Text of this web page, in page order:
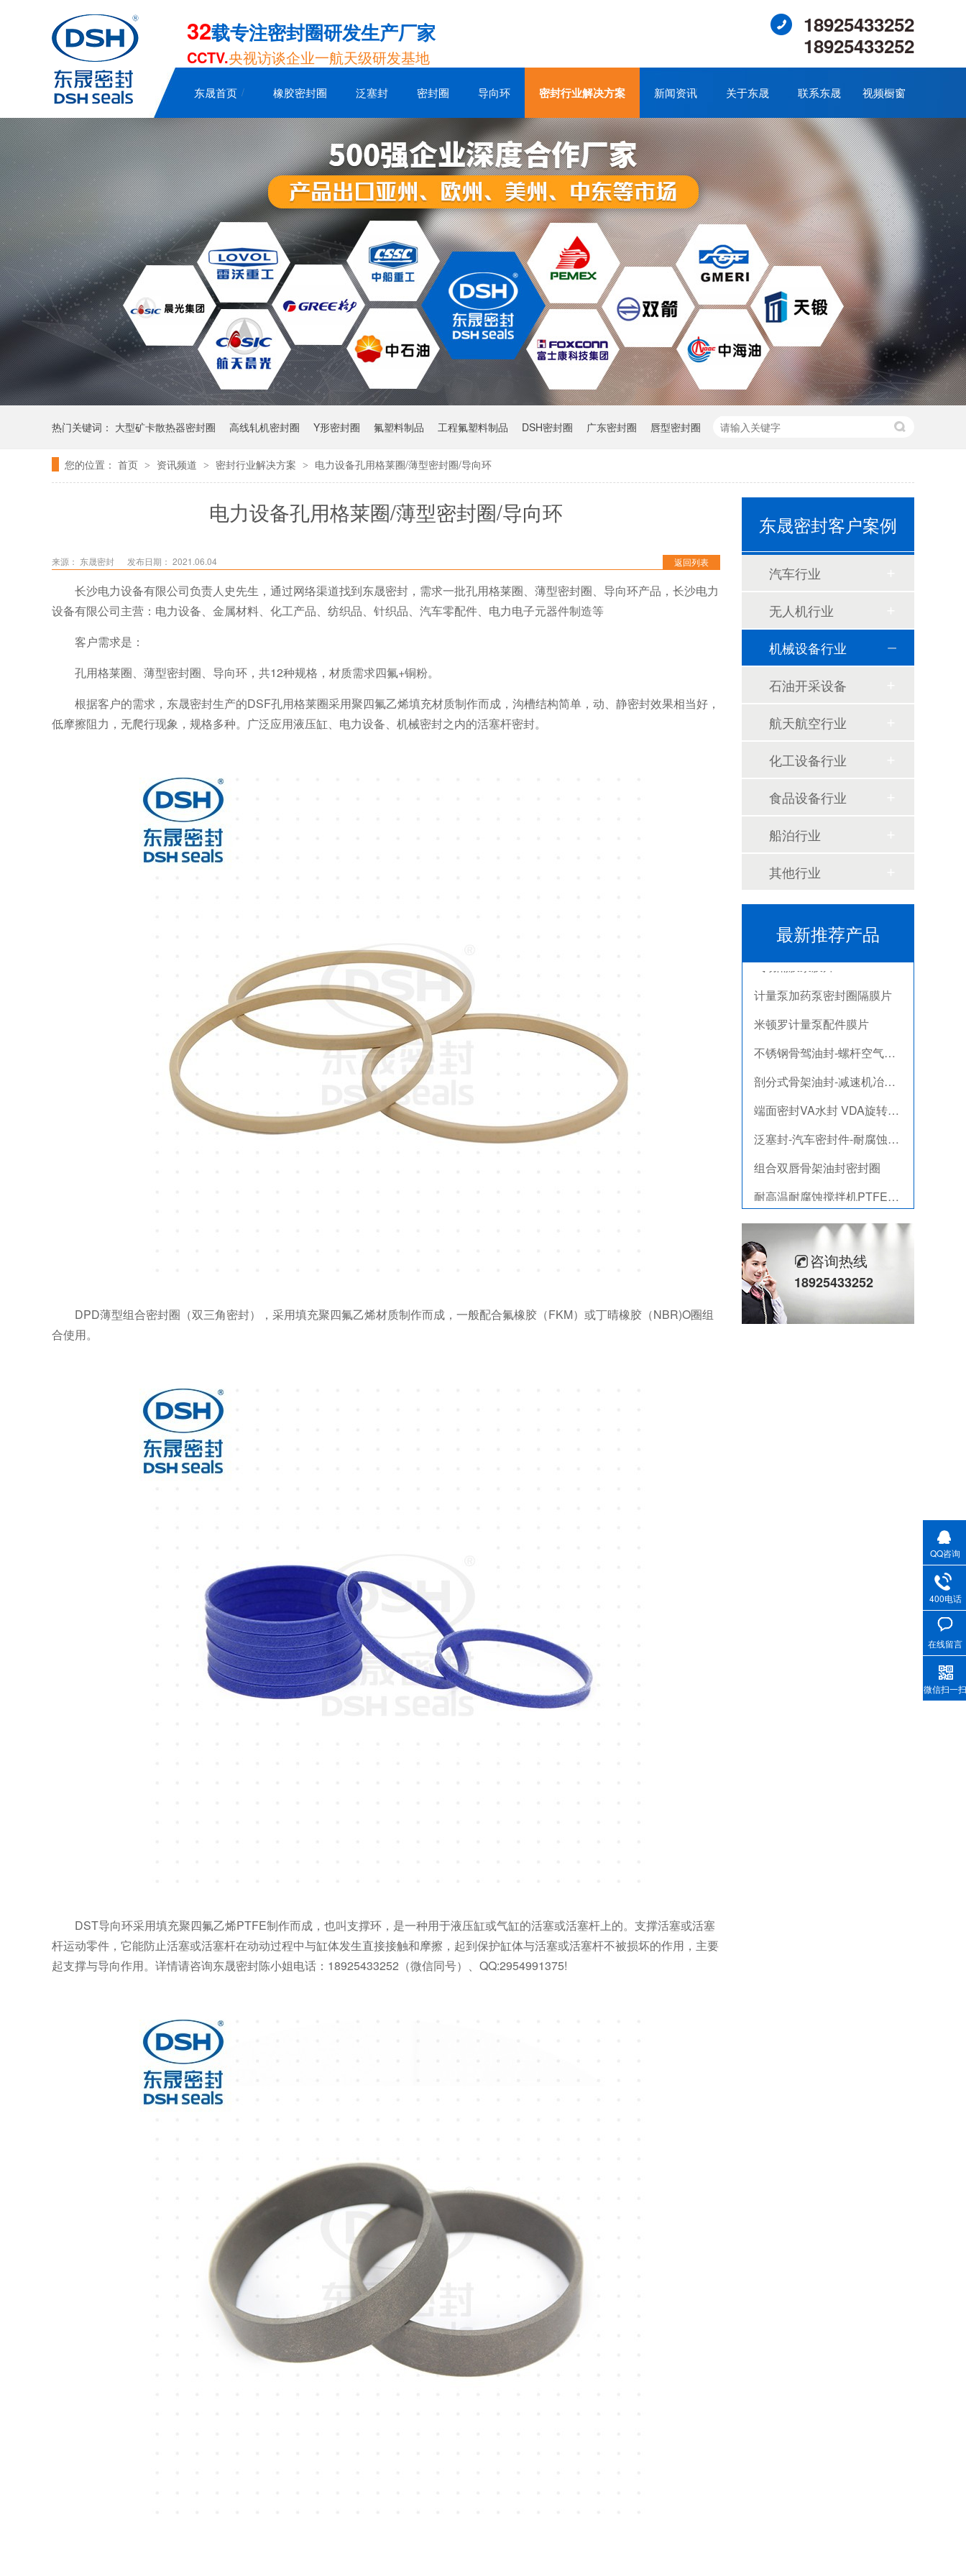
32载专注密封圈研发生产厂家
CCTV.央视访谈企业一航天级研发基地
18925433252
18925433252
东晟首页 橡胶密封圈 泛塞封 密封圈 导向环 密封行业解决方案 新闻资讯 关于东晟 联系东晟 视频橱窗
热门关键词： 大型矿卡散热器密封圈 高线轧机密封圈 Y形密封圈 氟塑料制品 工程氟塑料制品 DSH密封圈 广东密封圈 唇型密封圈
唇形密封圈 泛塞密封圈
您的位置： 首页 > 资讯频道 > 密封行业解决方案 > 电力设备孔用格莱圈/薄型密封圈/导向环
电力设备孔用格莱圈/薄型密封圈/导向环
返回列表
来源： 东晟密封 发布日期： 2021.06.04
长沙电力设备有限公司负责人史先生，通过网络渠道找到东晟密封，需求一批孔用格莱圈、薄型密封圈、导向环产品，长沙电力
设备有限公司主营：电力设备、金属材料、化工产品、纺织品、针织品、汽车零配件、电力电子元器件制造等
客户需求是：
孔用格莱圈、薄型密封圈、导向环，共12种规格，材质需求四氟+铜粉。
根据客户的需求，东晟密封生产的DSF孔用格莱圈采用聚四氟乙烯填充材质制作而成，沟槽结构简单，动、静密封效果相当好，
低摩擦阻力，无爬行现象，规格多种。广泛应用液压缸、电力设备、机械密封之内的活塞杆密封。
DPD薄型组合密封圈（双三角密封），采用填充聚四氟乙烯材质制作而成，一般配合氟橡胶（FKM）或丁晴橡胶（NBR)O圈组
合使用。
DST导向环采用填充聚四氟乙烯PTFE制作而成，也叫支撑环，是一种用于液压缸或气缸的活塞或活塞杆上的。支撑活塞或活塞
杆运动零件，它能防止活塞或活塞杆在动动过程中与缸体发生直接接触和摩擦，起到保护缸体与活塞或活塞杆不被损坏的作用，主要
起支撑与导向作用。详情请咨询东晟密封陈小姐电话：18925433252（微信同号）、QQ:2954991375!
东晟密封客户案例
汽车行业
无人机行业
机械设备行业
石油开采设备
航天航空行业
化工设备行业
食品设备行业
船泊行业
其他行业
最新推荐产品
气动隔膜泵膜片
计量泵加药泵密封圈隔膜片
米顿罗计量泵配件膜片
组合双唇骨架油封密封圈
PTFE四氟加药装置膜片螺帽膜片
气动隔膜泵膜片
计量泵加药泵密封圈隔膜片
米顿罗计量泵配件膜片
不锈钢骨驾油封-螺杆空气压缩机油封
咨询热线
18925433252
QQ咨询
400电话
在线留言
微信扫一扫